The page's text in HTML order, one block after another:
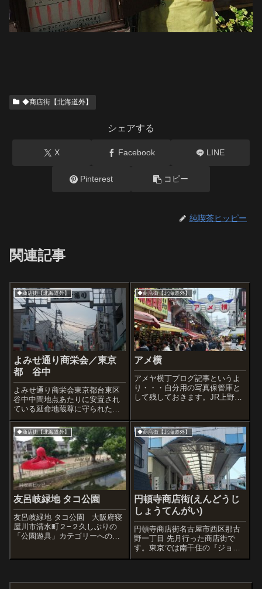
◆商店街【北海道外】
シェアする
X Facebook LINE
Pinterest コピー
純喫茶ヒッピー
関連記事
◆商店街【北海道外】
よみせ通り商栄会／東京
都 谷中
よみせ通り商栄会東京都台東区
谷中中間地点あたりに安置され
ている延命地蔵尊に守られた商
店街。中尾彬さんのお地蔵さん
の絵が商店街のトレードマーク
になっている。大正の頃から夜
店（露店）が並んでいたそう
で、現在の商店街名の由来にな
っている。
◆商店街【北海道外】
アメ横
アメヤ横丁ブログ記事というよ
り・・・自分用の写真保管庫と
して残しておきます。JR上野駅
の商店街。アメ横だけで400店も
の店が並び常に人でごったがえ
す日本一活気のある商店街。生
鮮や雑...
◆商店街【北海道外】
友呂岐緑地 タコ公園
友呂岐緑地 タコ公園 大阪府寝
屋川市清水町２−２久しぶりの
「公園遊具」カテゴリーへの投
も多く、タコさんで遊んでいま
◆商店街【北海道外】
円頓寺商店街(えんどうじ
しょうてんがい)
円頓寺商店街名古屋市西区那古
野一丁目 先月行った商店街で
す。東京では南千住の『ジョイ
フル三ノ輪』、イチバでは亀有
心を奪われました。ここは名古